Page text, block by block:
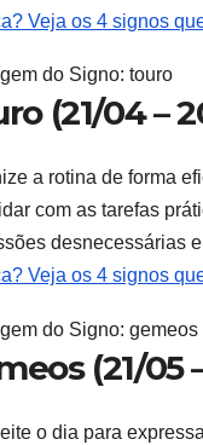
Veja os 4 signos
(21/04 –
a rotina de forma
com as tarefas
desnecessárias
Veja os 4 signos
(21/05
o dia para